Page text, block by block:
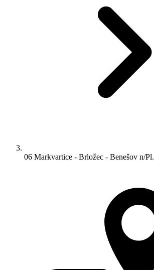
06 Markvartice - Brložec - Benešov n/Pl.